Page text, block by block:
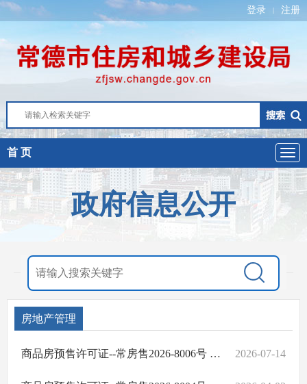
登录 | 注册
首 页
政府信息公开
房地产管理
商品房预售许可证--常房售2026-8006号 丰华悦园 2026-07-14